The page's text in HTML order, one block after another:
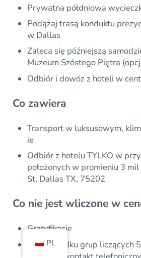
Prywatna półdniowa
Podążaj trasą konduktu
w Dallas
Zaleca się późniejszą
Muzeum Szóstego Piętra
Odbiór i dowóz z hoteli w
Co zawiera
Transport w luksusowym,
ie
Odbiór z hotelu TYLKO w
położonych w promieniu 3
St, Dallas TX, 75202
Co nie jest wliczone w
Gratyfikacje
W przypadku grup liczących
PL